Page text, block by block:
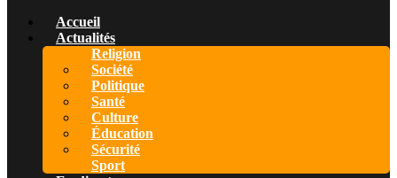
Accueil
Actualités
Religion
Société
Politique
Santé
Culture
Éducation
Sécurité
Sport